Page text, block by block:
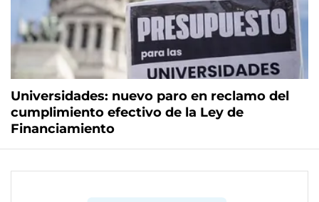
Universidades: nuevo paro en reclamo del
cumplimiento efectivo de la Ley de
Financiamiento